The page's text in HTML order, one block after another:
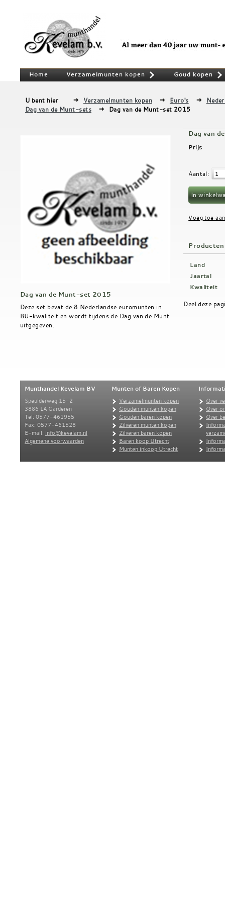
Home Verzamelmunten kopen Goud kopen
U bent hier Verzamelmunten kopen Euro's
Dag van de Munt-sets
Dag van de Munt-set 2015
Dag van de Munt-set 2015
Deze set bevat de 8 Nederlandse euromunten in
BU-kwaliteit en wordt tijdens de Dag van de Munt
uitgegeven.
Dag van
Prijs
Aantal:
Land
Jaartal
Kwaliteit
Deel deze
Munthandel Kevelam BV
Speulderweg 15-2
3886 LA Garderen
Tel: 0577-461955
Fax: 0577-461528
E-mail: info@kevelam.nl
Algemene voorwaarden
Munten of Baren Kopen
Verzamelmunten kopen
Gouden munten kopen
Gouden baren kopen
Zilveren munten kopen
Zilveren baren kopen
Baren koop Utrecht
Munten inkoop Utrecht
Over
Over
Over